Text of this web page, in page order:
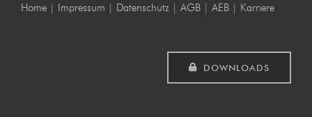
Home | Impressum | Datenschutz | AGB | AEB | Karriere
DOWNLOADS